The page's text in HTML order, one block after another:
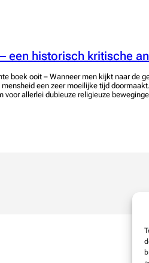
een historisch kritische
boek ooit – Wanneer men kijkt naar de
een zeer moeilijke tijd
voor allerlei dubieuze religieuze